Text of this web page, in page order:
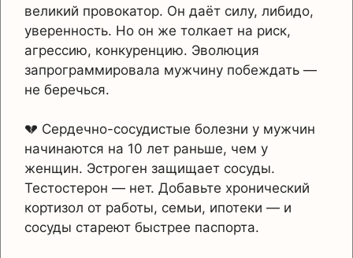
великий провокатор. Он даёт силу, либидо,
уверенность. Но он же толкает на риск,
агрессию, конкуренцию. Эволюция
запрограммировала мужчину побеждать —
не беречься.
💔 Сердечно-сосудистые болезни у мужчин
начинаются на 10 лет раньше, чем у
женщин. Эстроген защищает сосуды.
Тестостерон — нет. Добавьте хронический
кортизол от работы, семьи, ипотеки — и
сосуды стареют быстрее паспорта.